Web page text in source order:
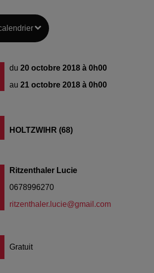
du 20 octobre 2018 à 0h00
au 21 octobre 2018 à 0h00
HOLTZWIHR (68)
Ritzenthaler Lucie
0678996270
ritzenthaler.lucie@gmail.com
Gratuit